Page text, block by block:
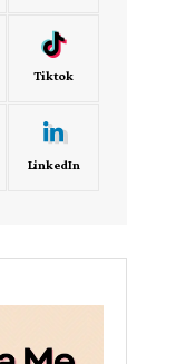
Tiktok
LinkedIn